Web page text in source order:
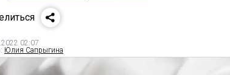
02:07
Юлия Сапрыгина